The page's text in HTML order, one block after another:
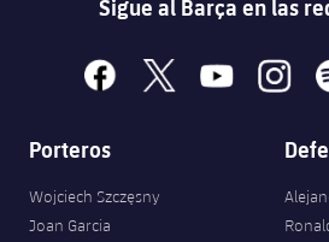
Sigue al Barça en las
facebook
x youtube
Porteros
Wojciech Szczęsny
Joan Garcia